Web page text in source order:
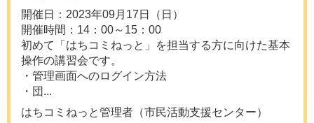
開催日：2023年09月17日（日）
開催時間：14：00～15：00
初めて「はちコミねっと」を担当する方に向けた基本
操作の講習会です。
・管理画面へのログイン方法
・団...
はちコミねっと管理者（市民活動支援センター）